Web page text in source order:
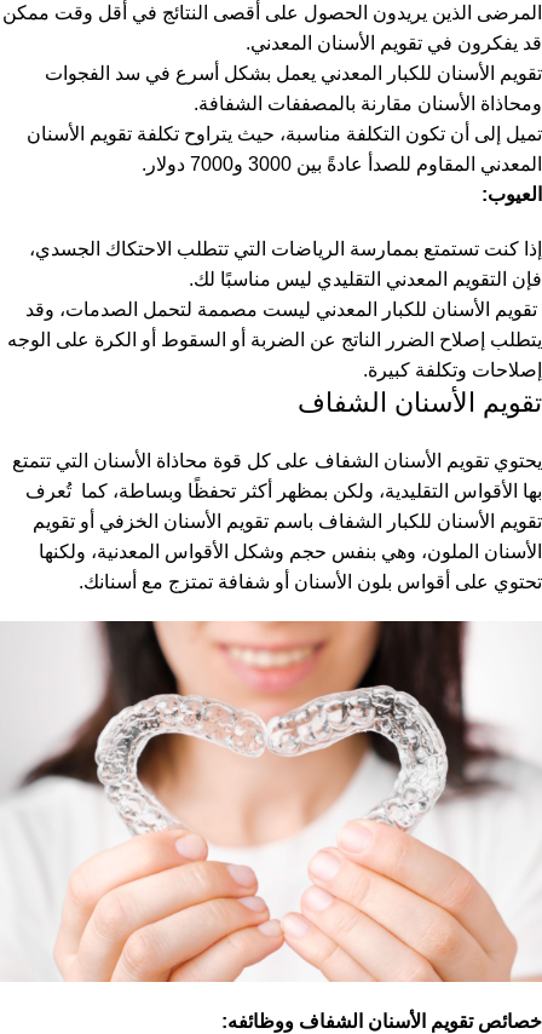
المرضى الذين يريدون الحصول على أقصى النتائج في أقل وقت ممكن
قد يفكرون في تقويم الأسنان المعدني.
تقويم الأسنان للكبار المعدني يعمل بشكل أسرع في سد الفجوات
ومحاذاة الأسنان مقارنة بالمصففات الشفافة.
تميل إلى أن تكون التكلفة مناسبة، حيث يتراوح تكلفة تقويم الأسنان
المعدني المقاوم للصدأ عادةً بين 3000 و7000 دولار.
العيوب:
إذا كنت تستمتع بممارسة الرياضات التي تتطلب الاحتكاك الجسدي،
فإن التقويم المعدني التقليدي ليس مناسبًا لك.
تقويم الأسنان للكبار المعدني ليست مصممة لتحمل الصدمات، وقد
يتطلب إصلاح الضرر الناتج عن الضربة أو السقوط أو الكرة على الوجه
إصلاحات وتكلفة كبيرة.
تقويم الأسنان الشفاف
يحتوي تقويم الأسنان الشفاف على كل قوة محاذاة الأسنان التي تتمتع
بها الأقواس التقليدية، ولكن بمظهر أكثر تحفظًا وبساطة، كما تُعرف
تقويم الأسنان للكبار الشفاف باسم تقويم الأسنان الخزفي أو تقويم
الأسنان الملون، وهي بنفس حجم وشكل الأقواس المعدنية، ولكنها
تحتوي على أقواس بلون الأسنان أو شفافة تمتزج مع أسنانك.
خصائص تقويم الأسنان الشفاف ووظائفه: